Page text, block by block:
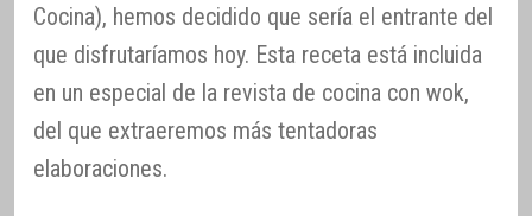
Cocina), hemos decidido que sería el entrante del
que disfrutaríamos hoy. Esta receta está incluida
en un especial de la revista de cocina con wok,
del que extraeremos más tentadoras
elaboraciones.